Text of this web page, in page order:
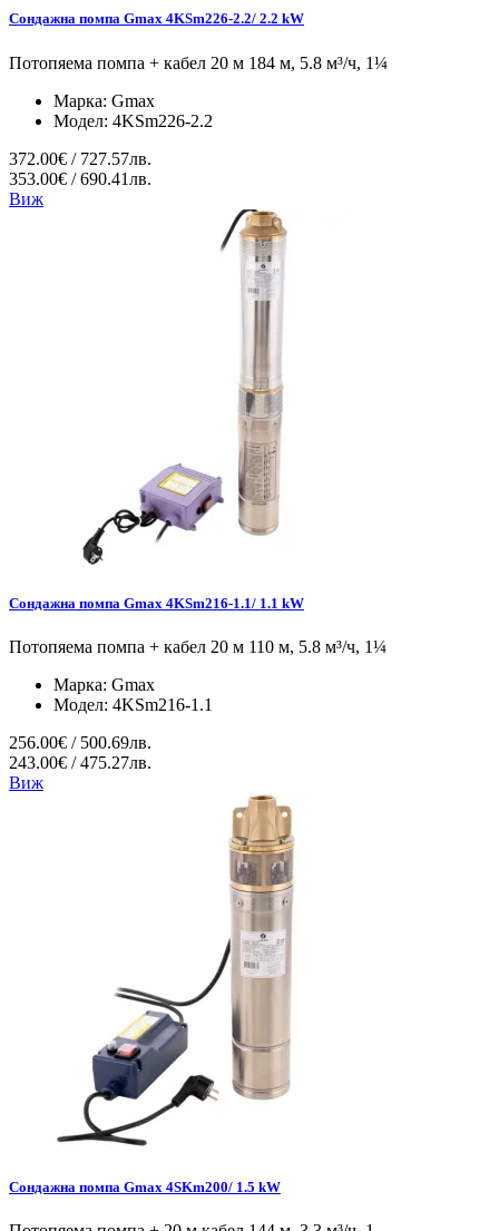
Сондажна помпа Gmax 4KSm226-2.2/ 2.2 kW
Потопяема помпа + кабел 20 м 184 м, 5.8 м³/ч, 1¼
Марка: Gmax
Модел: 4KSm226-2.2
372.00€ / 727.57лв.
353.00€ / 690.41лв.
Виж
Сондажна помпа Gmax 4KSm216-1.1/ 1.1 kW
Потопяема помпа + кабел 20 м 110 м, 5.8 м³/ч, 1¼
Марка: Gmax
Модел: 4KSm216-1.1
256.00€ / 500.69лв.
243.00€ / 475.27лв.
Виж
Сондажна помпа Gmax 4SKm200/ 1.5 kW